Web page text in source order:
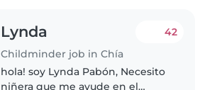
Lynda
Childminder job in Chía
42
hola! soy Lynda Pabón, Necesito
niñera que me ayude en el